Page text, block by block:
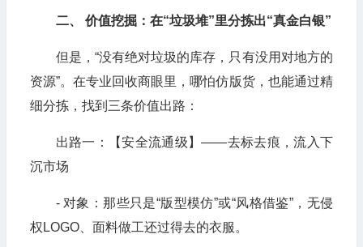
二、 价值挖掘：在“垃圾堆”里分拣出“真金白银”
但是，“没有绝对垃圾的库存，只有没用对地方的
资源”。在专业回收商眼里，哪怕仿版货，也能通过精
细分拣，找到三条价值出路：
出路一：【安全流通级】——去标去痕，流入下
沉市场
- 对象：那些只是“版型模仿”或“风格借鉴”，无侵
权LOGO、面料做工还过得去的衣服。